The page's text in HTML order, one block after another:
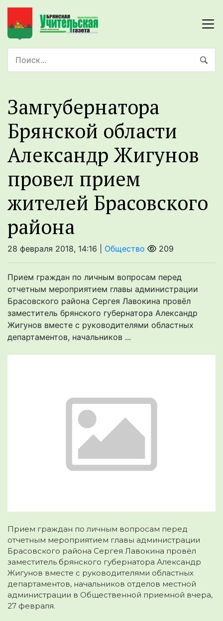
Замгубернатора
Брянской области
Александр Жигунов
провел прием
жителей Брасовского
района
28 февраля 2018, 14:16 | Общество 209
Прием граждан по личным вопросам перед
отчетным мероприятием главы администрации
Брасовского района Сергея Лавокина провёл
заместитель брянского губернатора Александр
Жигунов вместе с руководителями областных
департаментов, начальников ...
Прием граждан по личным вопросам перед
отчетным мероприятием главы администрации
Брасовского района Сергея Лавокина провёл
заместитель брянского губернатора Александр
Жигунов вместе с руководителями областных
департаментов, начальников отделов местной
администрации в Общественной приемной вчера,
27 февраля.